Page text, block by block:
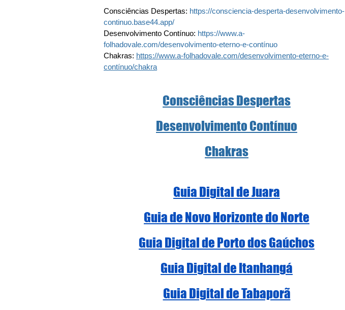
Consciências Despertas: https://consciencia-desperta-desenvolvimento-
continuo.base44.app/
Desenvolvimento Contínuo: https://www.a-
folhadovale.com/desenvolvimento-eterno-e-contínuo
Chakras: https://www.a-folhadovale.com/desenvolvimento-eterno-e-
contínuo/chakra
Consciências Despertas
Desenvolvimento Contínuo
Chakras
Guia Digital de Juara
Guia de Novo Horizonte do Norte
Guia Digital de Porto dos Gaúchos
Guia Digital de Itanhangá
Guia Digital de Tabaporã